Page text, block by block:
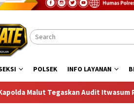
POLSEK INFO LAYANAN
Polri Jadi Momentum Perkuat